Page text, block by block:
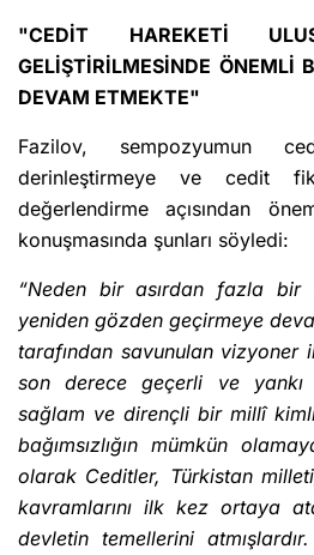
"CEDİT HAREKETİ
GELİŞTİRİLMESİNDE ÖNEMLİ
DEVAM ETMEKTE"
Fazilov, sempozyumun
derinleştirmeye ve cedit
değerlendirme açısından
konuşmasında şunları söyledi:
“Neden bir asırdan fazla bir
yeniden gözden geçirmeye
tarafından savunulan vizyoner
son derece geçerli ve yankı
sağlam ve dirençli bir millî
bağımsızlığın mümkün
olarak Ceditler, Türkistan
kavramlarını ilk kez ortaya
devletin temellerini